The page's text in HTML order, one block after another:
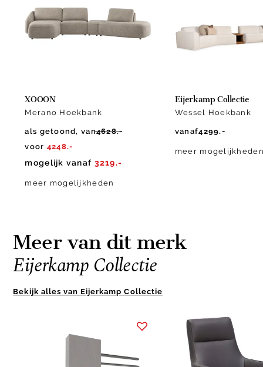
XOOON
Merano Hoekbank
als getoond, van4628.-
voor 4248.-
mogelijk vanaf 3219.-
meer mogelijkheden
Eijerkamp Collectie
Wessel Hoekbank
vanaf4299.-
meer
Meer van dit merk
Eijerkamp Collectie
Bekijk alles van Eijerkamp Collectie